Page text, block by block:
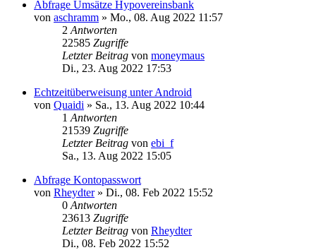
Abfrage Umsätze Hypovereinsbank
von aschramm » Mo., 08. Aug 2022 11:57
2 Antworten
22585 Zugriffe
Letzter Beitrag von moneymaus
Di., 23. Aug 2022 17:53
Echtzeitüberweisung unter Android
von Quaidi » Sa., 13. Aug 2022 10:44
1 Antworten
21539 Zugriffe
Letzter Beitrag von ebi_f
Sa., 13. Aug 2022 15:05
Abfrage Kontopasswort
von Rheydter» Di., 08. Feb 2022 15:52
0 Antworten
23613 Zugriffe
Letzter Beitrag von Rheydter
Di., 08. Feb 2022 15:52